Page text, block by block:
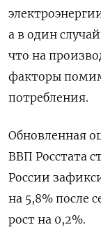
а в один
что на
факторы
потребления.
Обновленная
ВВП Росстата
России
на 5,8% после
рост на 0,2%.